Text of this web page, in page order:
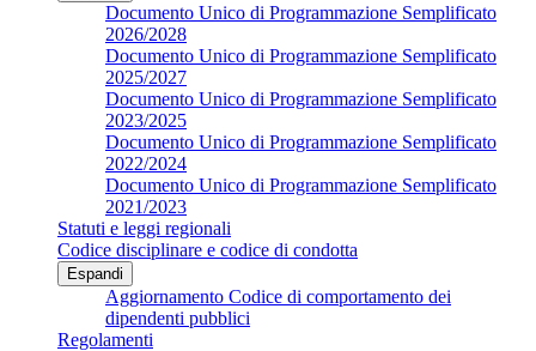
Documento Unico di Programmazione Semplificato
2026/2028
Documento Unico di Programmazione Semplificato
2025/2027
Documento Unico di Programmazione Semplificato
2023/2025
Documento Unico di Programmazione Semplificato
2022/2024
Documento Unico di Programmazione Semplificato
2021/2023
Statuti e leggi regionali
Codice disciplinare e codice di condotta
Espandi
Aggiornamento Codice di comportamento dei
dipendenti pubblici
Regolamenti